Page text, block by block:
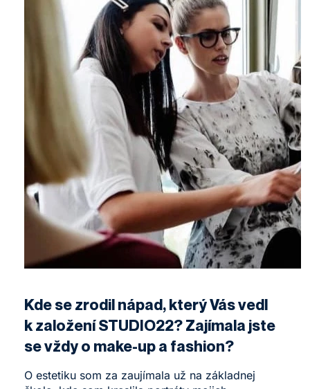
Kde se zrodil nápad, který Vás vedl
k založení STUDIO22? Zajímala jste
se vždy o make-up a fashion?
O estetiku som za zaujímala už na základnej